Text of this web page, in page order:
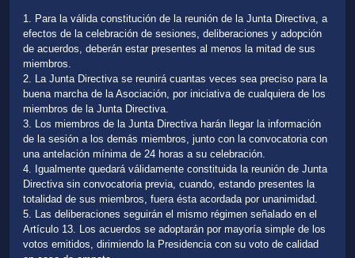
1. Para la válida constitución de la reunión de la Junta Directiva, a
efectos de la celebración de sesiones, deliberaciones y adopción
de acuerdos, deberán estar presentes al menos la mitad de sus
miembros.
2. La Junta Directiva se reunirá cuantas veces sea preciso para la
buena marcha de la Asociación, por iniciativa de cualquiera de los
miembros de la Junta Directiva.
3. Los miembros de la Junta Directiva harán llegar la información
de la sesión a los demás miembros, junto con la convocatoria con
una antelación mínima de 24 horas a su celebración.
4. Igualmente quedará válidamente constituida la reunión de Junta
Directiva sin convocatoria previa, cuando, estando presentes la
totalidad de sus miembros, fuera ésta acordada por unanimidad.
5. Las deliberaciones seguirán el mismo régimen señalado en el
Artículo 13. Los acuerdos se adoptarán por mayoría simple de los
votos emitidos, dirimiendo la Presidencia con su voto de calidad